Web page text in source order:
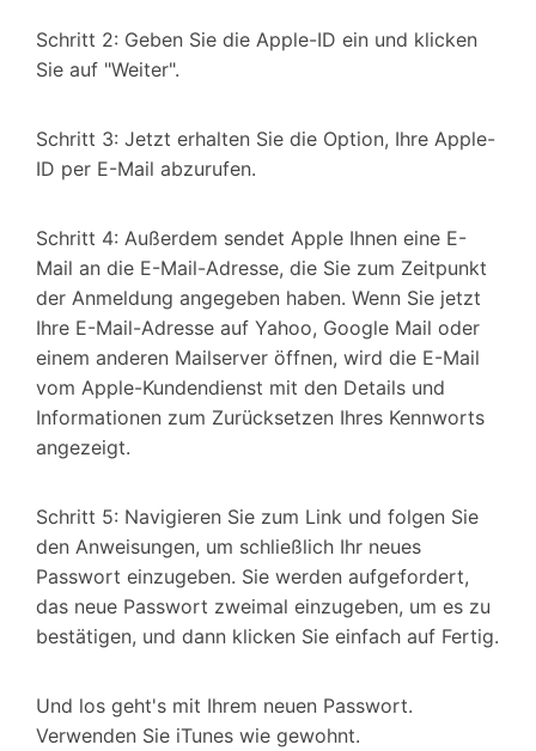
Schritt 2: Geben Sie die Apple-ID ein und klicken
Sie auf "Weiter".
Schritt 3: Jetzt erhalten Sie die Option, Ihre Apple-
ID per E-Mail abzurufen.
Schritt 4: Außerdem sendet Apple Ihnen eine E-
Mail an die E-Mail-Adresse, die Sie zum Zeitpunkt
der Anmeldung angegeben haben. Wenn Sie jetzt
Ihre E-Mail-Adresse auf Yahoo, Google Mail oder
einem anderen Mailserver öffnen, wird die E-Mail
vom Apple-Kundendienst mit den Details und
Informationen zum Zurücksetzen Ihres Kennworts
angezeigt.
Schritt 5: Navigieren Sie zum Link und folgen Sie
den Anweisungen, um schließlich Ihr neues
Passwort einzugeben. Sie werden aufgefordert,
das neue Passwort zweimal einzugeben, um es zu
bestätigen, und dann klicken Sie einfach auf Fertig.
Und los geht's mit Ihrem neuen Passwort.
Verwenden Sie iTunes wie gewohnt.